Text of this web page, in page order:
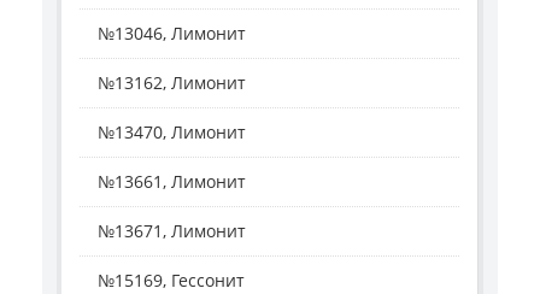
№13046, Лимонит
№13162, Лимонит
№13470, Лимонит
№13661, Лимонит
№13671, Лимонит
№15169, Гессонит